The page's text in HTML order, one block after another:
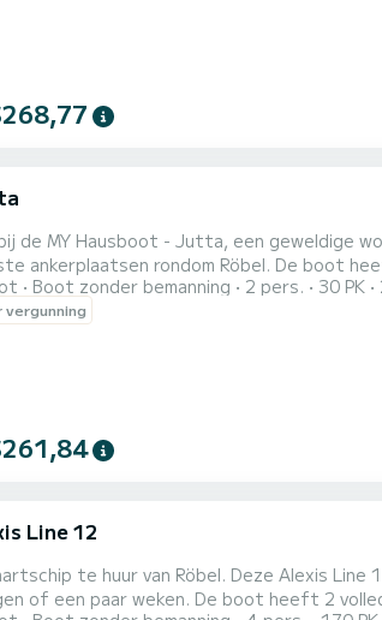
de MY Hausboot - Jutta, een geweldige
Röbel. De boot heeft 1 comfortabele hutten voor maximaal 4 personen. Met haar 12 meter
een motorvermogen van 15 PK is het schip
Boot zonder bemanning 2 pers. 30 PK
vergunning
Line 12
te huur van Röbel. Deze Alexis
heeft 2 volledig uitgeruste hutten. comfort en een bootcapaciteit van 4 personen. Met